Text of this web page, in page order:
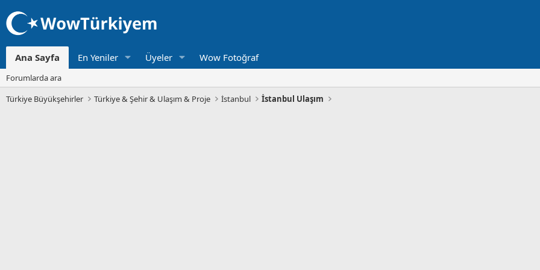
Ana Sayfa En Yeniler Üyeler Wow Fotoğraf
Forumlarda ara
Türkiye Büyükşehirler
Türkiye & Şehir & Ulaşım & Proje İstanbul İstanbul Ulaşım